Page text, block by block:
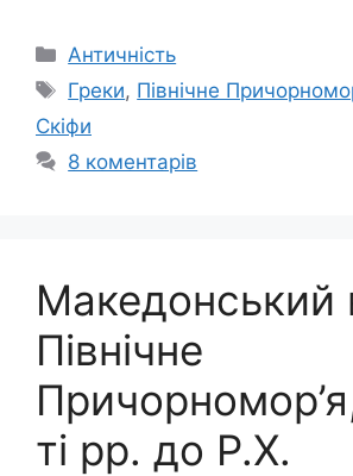
Категорії
Античність
Позначки
Греки, Північне
Скіфи
8 коментарів
Македонський
Північне
ті рр. до Р.Х.